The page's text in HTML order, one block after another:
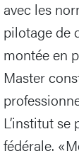
avec les
pilotage de
montée en
Master
L’institut
fédérale.